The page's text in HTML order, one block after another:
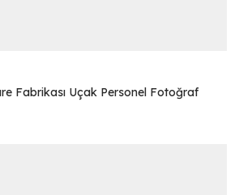
Fabrikası Uçak Personel Fotoğraf